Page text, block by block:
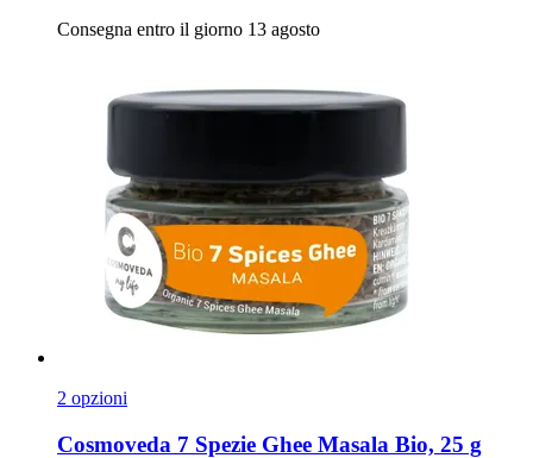
Consegna entro il giorno 13 agosto
2 opzioni
Cosmoveda 7 Spezie Ghee Masala Bio, 25 g